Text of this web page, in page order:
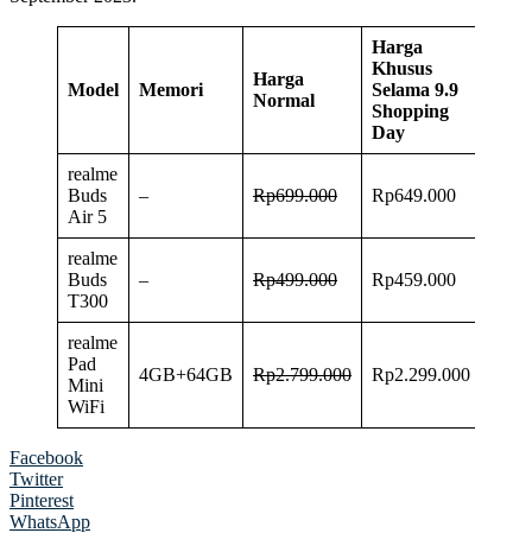
Model Memori
Harga
Normal
Harga
Khusus
Selama 9.9
Shopping
Day
realme
Buds
Air 5
– Rp699.000 Rp649.000
realme
Buds
T300
– Rp499.000 Rp459.000
realme
Pad
Mini
WiFi
4GB+64GB Rp2.799.000 Rp2.299.000
Facebook
Twitter
Pinterest
WhatsApp